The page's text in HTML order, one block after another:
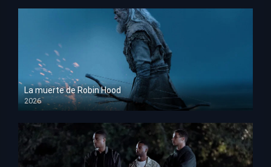
La muerte de Robin Hood
2026
HD 1080p